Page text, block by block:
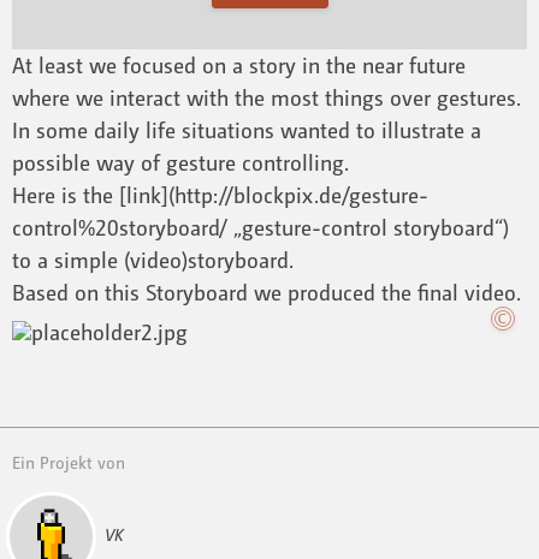
At least we focused on a story in the near future
where we interact with the most things over gestures.
In some daily life situations wanted to illustrate a
possible way of gesture controlling.
Here is the [link](http://blockpix.de/gesture-
control%20storyboard/ „gesture-control storyboard“)
to a simple (video)storyboard.
Based on this Storyboard we produced the final video.
Ein Projekt von
VK